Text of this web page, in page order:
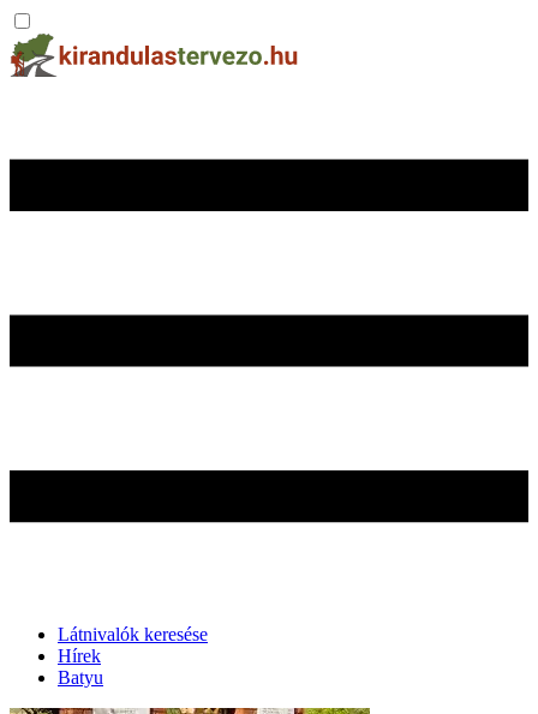
Látnivalók keresése
Hírek
Batyu